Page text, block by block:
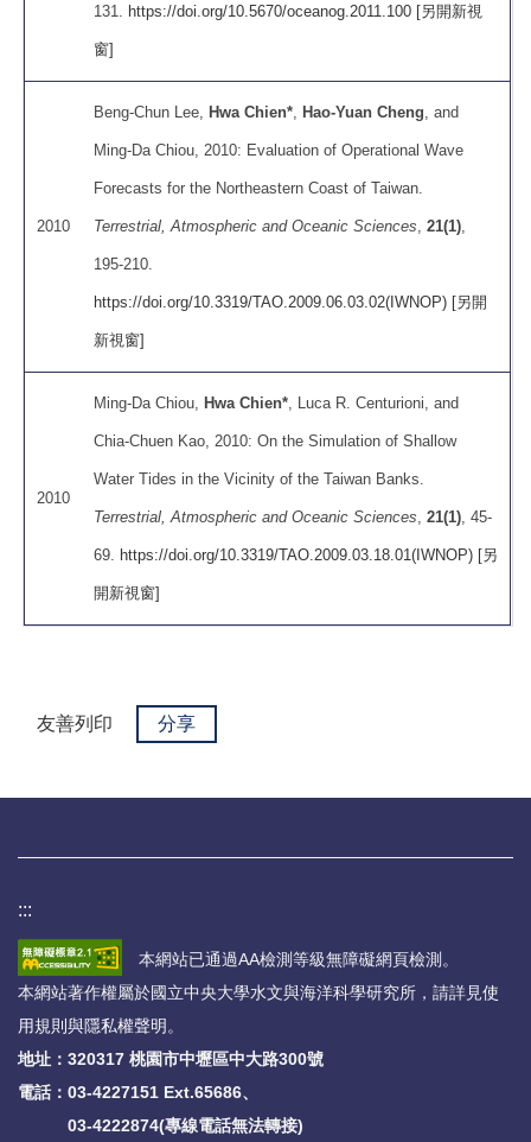
131. https://doi.org/10.5670/oceanog.2011.100 [另開新視
窗]
2010
Beng-Chun Lee,Hwa Chien* ,Hao-Yuan Cheng , and
Ming-Da Chiou, 2010: Evaluation of Operational Wave
Forecasts for the Northeastern Coast of Taiwan.
Terrestrial, Atmospheric and Oceanic Sciences ,21(1)
195-210.
https://doi.org/10.3319/TAO.2009.06.03.02(IWNOP) [另開
新視窗]
2010
Ming-Da Chiou,Hwa Chien* , Luca R. Centurioni, and
Chia-Chuen Kao, 2010: On the Simulation of Shallow
Water Tides in the Vicinity of the Taiwan Banks.
Terrestrial, Atmospheric and Oceanic Sciences ,21(1) , 45-
69. https://doi.org/10.3319/TAO.2009.03.18.01(IWNOP) [另
開新視窗]
友善列印 分享
:::
本網站已通過AA檢測等級無障礙網頁檢測。
本網站著作權屬於國立中央大學水文與海洋科學研究所，請詳見使
用規則與隱私權聲明。
地址：320317 桃園市中壢區中大路300號
電話： 03-4227151 Ext.65686、
03-4222874(專線電話無法轉接)